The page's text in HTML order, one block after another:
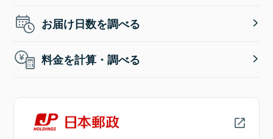
お届け日数を調べる
料金を計算・調べる